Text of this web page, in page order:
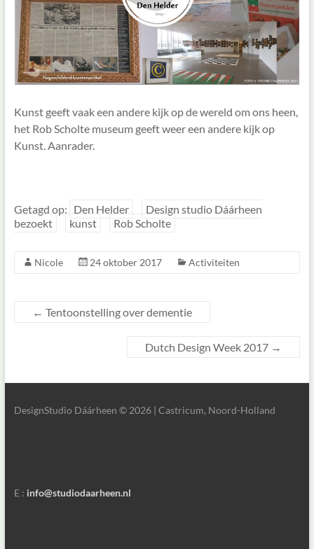
productontwikkeling.
Kunst geeft vaak een andere kijk op de wereld om ons heen,
het Rob Scholte museum geeft weer een andere kijk op
Kunst. Aanrader.
Getagd op: Den Helder
Design studio Dáárheen
bezoekt
kunst Rob Scholte
Nicole 24 oktober 2017 Activiteiten
← Tentoonstelling over dementie
Dutch Design Week 2017 →
DesignStudio Dáárheen © 2026 | Castricum, Noord-Holland
E : info@studiodaarheen.nl